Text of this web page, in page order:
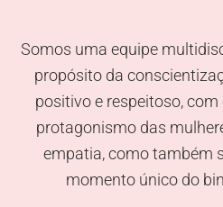
Somos uma equipe
propósito da
positivo e respeitoso,
protagonismo das
empatia, como também
momento único do